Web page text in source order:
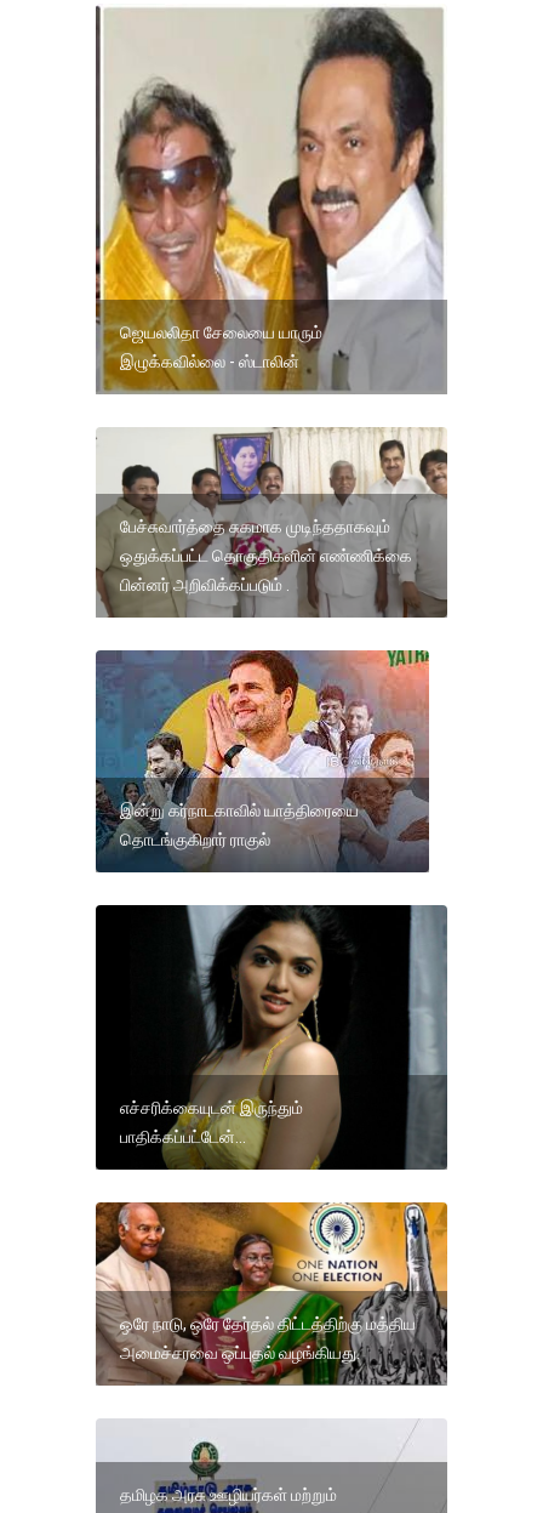
ஜெயலலிதா சேலையை யாரும்
இழுக்கவில்லை - ஸ்டாலின்
பேச்சுவார்த்தை சுகமாக முடிந்ததாகவும்
ஒதுக்கப்பட்ட தொகுதிகளின் எண்ணிக்கை
பின்னர் அறிவிக்கப்படும் .
இன்று கர்நாடகாவில் யாத்திரையை
தொடங்குகிறார் ராகுல்
எச்சரிக்கையுடன் இருந்தும்
பாதிக்கப்பட்டேன்...
ஒரே நாடு, ஒரே தேர்தல் திட்டத்திற்கு மத்திய
அமைச்சரவை ஒப்புதல் வழங்கியது.
தமிழக அரசு ஊழியர்கள் மற்றும்